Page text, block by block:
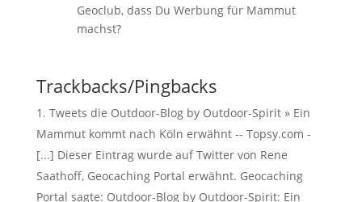
Geoclub, dass Du Werbung für Mammut
machst?
Trackbacks/Pingbacks
Tweets die Outdoor-Blog by Outdoor-Spirit » Ein
Mammut kommt nach Köln erwähnt -- Topsy.com -
[...] Dieser Eintrag wurde auf Twitter von Rene
Saathoff, Geocaching Portal erwähnt. Geocaching
Portal sagte: Outdoor-Blog by Outdoor-Spirit: Ein